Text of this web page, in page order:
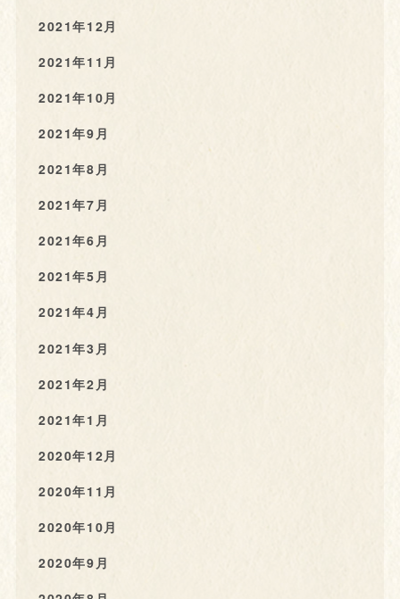
2021年12月
2021年11月
2021年10月
2021年9月
2021年8月
2021年7月
2021年6月
2021年5月
2021年4月
2021年3月
2021年2月
2021年1月
2020年12月
2020年11月
2020年10月
2020年9月